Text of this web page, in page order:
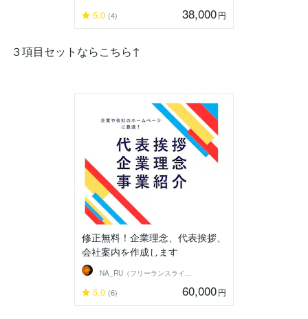
5.0 (4) 38,000円
３項目セットならこちら↑
修正無料！企業理念、代表挨拶、
会社案内を作成します
5.0 (6) 60,000円